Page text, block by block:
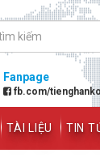
Fanpage
fb.com/
TÀI LIỆU TIN